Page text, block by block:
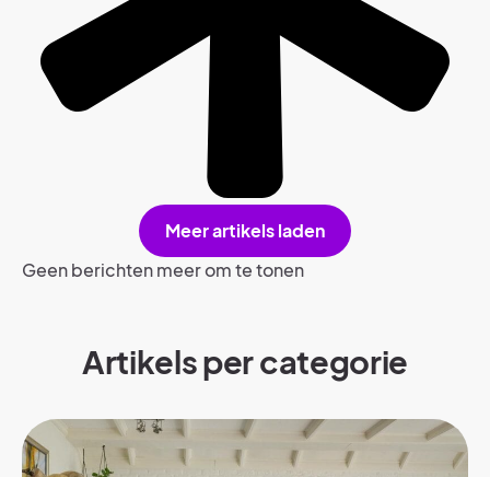
Meer artikels laden
Geen berichten meer om te tonen
Artikels per categorie​